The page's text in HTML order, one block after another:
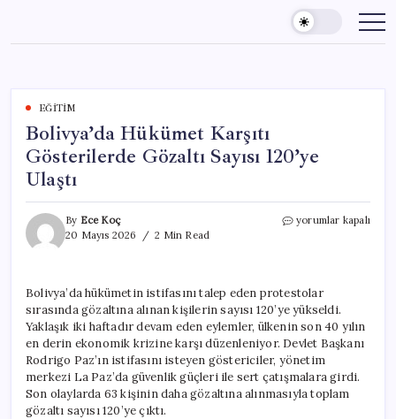
content
EĞITIM
Bolivya’da Hükümet Karşıtı
Gösterilerde Gözaltı Sayısı 120’ye
Ulaştı
By Ece Koç
20 Mayıs 2026
2 Min Read
Bolivya’da
Sayısı
120’ye
Ulaştı
için
yorumlar kapalı
Bolivya’da hükümetin istifasını talep eden protestolar
sırasında gözaltına alınan kişilerin sayısı 120’ye yükseldi.
Yaklaşık iki haftadır devam eden eylemler, ülkenin son 40 yılın
en derin ekonomik krizine karşı düzenleniyor. Devlet Başkanı
Rodrigo Paz’ın istifasını isteyen göstericiler, yönetim
merkezi La Paz’da güvenlik güçleri ile sert çatışmalara girdi.
Son olaylarda 63 kişinin daha gözaltına alınmasıyla toplam
gözaltı sayısı 120’ye çıktı.